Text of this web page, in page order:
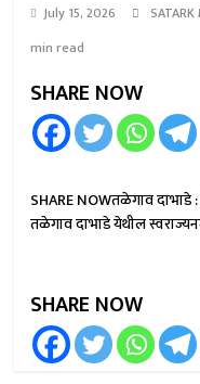
July 15, 2026
min read
SHARE NOW
SHARE NOWतळेगाव दाभाडे :
तळेगाव दाभाडे येथील
SHARE NOW